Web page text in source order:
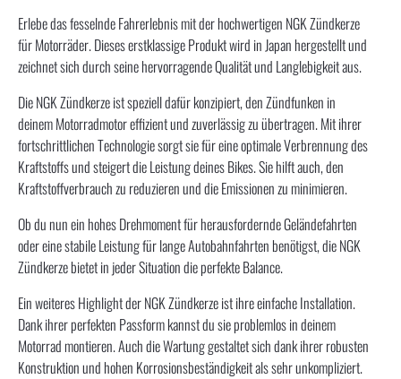
Erlebe das fesselnde Fahrerlebnis mit der hochwertigen NGK Zündkerze
für Motorräder. Dieses erstklassige Produkt wird in Japan hergestellt und
zeichnet sich durch seine hervorragende Qualität und Langlebigkeit aus.
Die NGK Zündkerze ist speziell dafür konzipiert, den Zündfunken in
deinem Motorradmotor effizient und zuverlässig zu übertragen. Mit ihrer
fortschrittlichen Technologie sorgt sie für eine optimale Verbrennung des
Kraftstoffs und steigert die Leistung deines Bikes. Sie hilft auch, den
Kraftstoffverbrauch zu reduzieren und die Emissionen zu minimieren.
Ob du nun ein hohes Drehmoment für herausfordernde Geländefahrten
oder eine stabile Leistung für lange Autobahnfahrten benötigst, die NGK
Zündkerze bietet in jeder Situation die perfekte Balance.
Ein weiteres Highlight der NGK Zündkerze ist ihre einfache Installation.
Dank ihrer perfekten Passform kannst du sie problemlos in deinem
Motorrad montieren. Auch die Wartung gestaltet sich dank ihrer robusten
Konstruktion und hohen Korrosionsbeständigkeit als sehr unkompliziert.